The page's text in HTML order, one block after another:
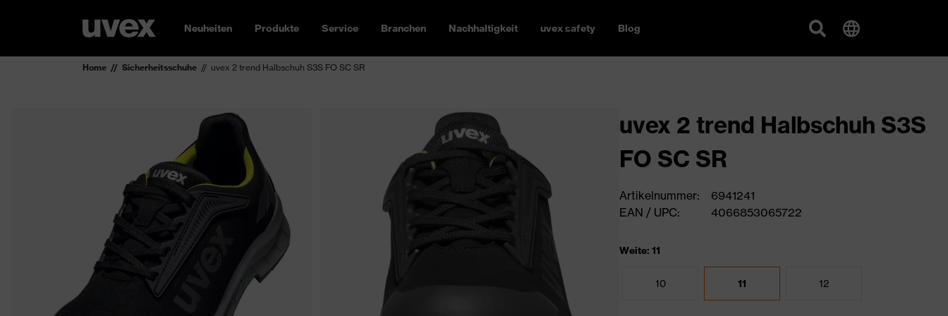
Neuheiten Produkte Service Branchen Nachhaltigkeit uvex safety Blog
Home Sicherheitsschuhe uvex 2 trend Halbschuh S3S FO SC SR
uvex 2 trend Halbschuh S3S
FO SC SR
Artikelnummer:
6941241
EAN / UPC:
4066853065722
Weite: 11
10 11 12